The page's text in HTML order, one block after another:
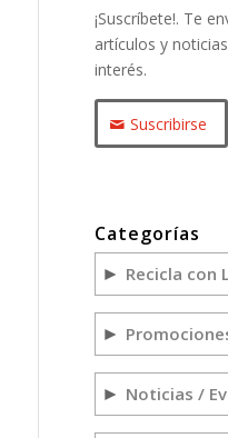
¡Suscríbete!. Te
artículos y
interés.
Suscribirse
Categorías
► Recicla con
►
► Noticias /